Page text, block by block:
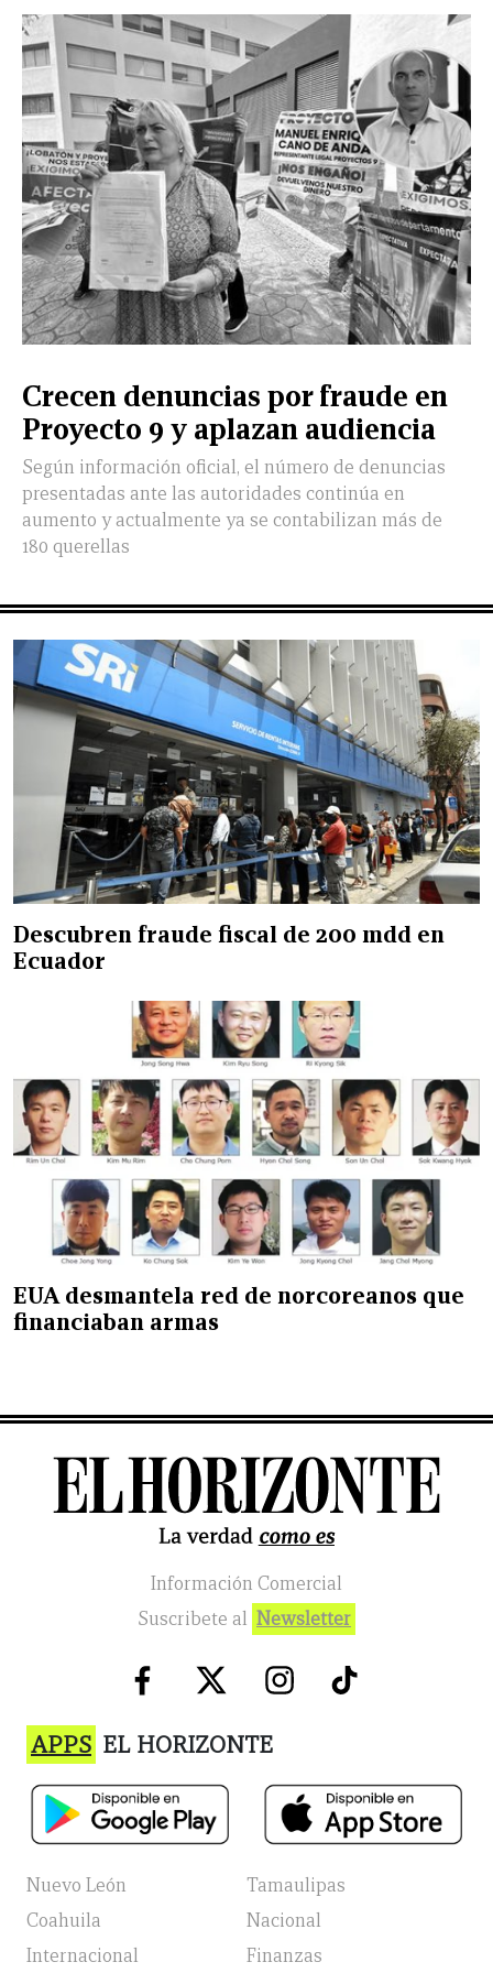
Crecen denuncias por fraude en
Proyecto 9 y aplazan audiencia
Según información oficial, el número de denuncias
presentadas ante las autoridades continúa en
aumento y actualmente ya se contabilizan más de
180 querellas
Descubren fraude fiscal de 200 mdd en
Ecuador
EUA desmantela red de norcoreanos que
financiaban armas
Información Comercial
Suscribete al Newsletter
APPS EL HORIZONTE
Nuevo León
Tamaulipas
Coahuila
Nacional
Internacional
Finanzas